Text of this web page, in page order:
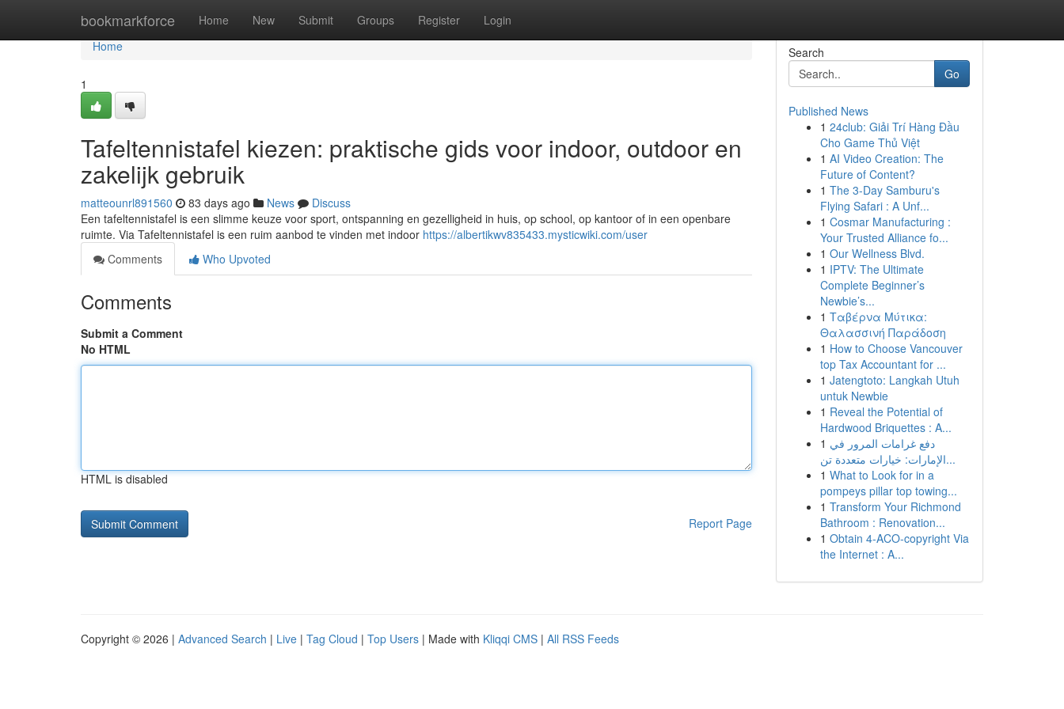
bookmarkforce Home New Submit Groups Register Login
Home
Home
1
Tafeltennistafel kiezen: praktische gids voor indoor, outdoor en
zakelijk gebruik
matteounrl891560 83 days ago News
Discuss
Een tafeltennistafel is een slimme keuze voor sport, ontspanning en gezelligheid in huis, op school, op kantoor of in een openbare
ruimte. Via Tafeltennistafel is een ruim aanbod te vinden met indoor https://albertikwv835433.mysticwiki.com/user
Comments
Who Upvoted
Comments
Submit a Comment
No HTML
HTML is disabled
Report Page
Search
Go
Published News
1 24club: Giải Trí Hàng Đầu
Cho Game Thủ Việt
1 AI Video Creation: The
Future of Content?
1 The 3-Day Samburu's
Flying Safari : A Unf...
1 Cosmar Manufacturing :
Your Trusted Alliance fo...
1 Our Wellness Blvd.
1 IPTV: The Ultimate
Complete Beginner’s
Newbie’s...
1 Ταβέρνα Μύτικα:
Θαλασσινή Παράδοση
1 How to Choose Vancouver
top Tax Accountant for ...
1 Jatengtoto: Langkah Utuh
untuk Newbie
1 Reveal the Potential of
Hardwood Briquettes : A...
1 دفع غرامات المرور في
الإمارات: خيارات متعددة تن...
1 What to Look for in a
pompeys pillar top towing...
1 Transform Your Richmond
Bathroom : Renovation...
1 Obtain 4-ACO-copyright Via
the Internet : A...
Copyright © 2026 | Advanced Search | Live | Tag Cloud | Top Users | Made with Kliqqi CMS | All RSS Feeds